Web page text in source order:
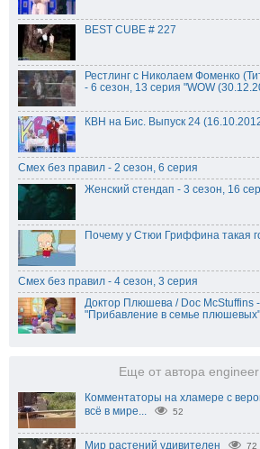
BEST CUBE # 227
Рестлинг с Николаем Фоменко
- 6 сезон, 13 серия "WOW
КВН на Бис. Выпуск 24
Смех без правил - 2 сезон, 6 серия
Женский стендап - 3 сезон, 16
Почему у Стюи Гриффина такая
Смех без правил - 4 сезон, 3 серия
Доктор Плюшева / Doc McStuffins
"Прибавление в семье плюшевых"
Еще от автора engineer
Комментаторы на хламере с
всё в мире...
52
Мир растений удивителен 72